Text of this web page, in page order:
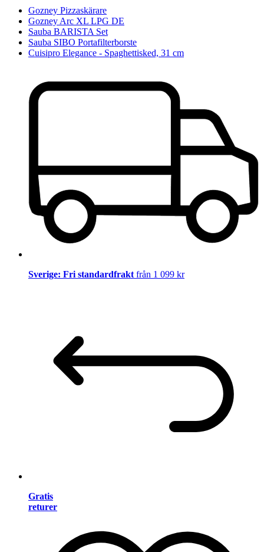
Gozney Pizzaskärare
Gozney Arc XL LPG DE
Sauba BARISTA Set
Sauba SIBO Portafilterborste
Cuisipro Elegance - Spaghettisked, 31 cm
Sverige: Fri standardfrakt från 1 099 kr
Gratis
returer